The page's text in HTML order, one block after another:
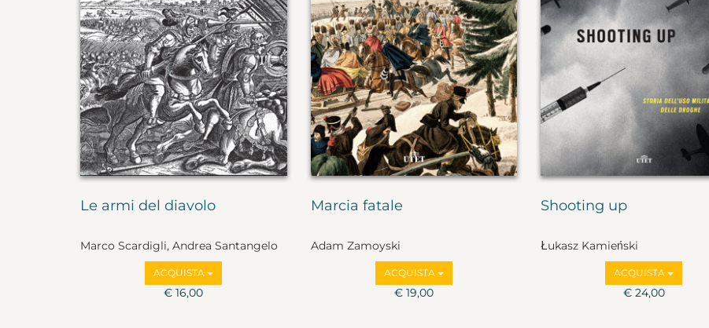
Le armi del diavolo
Marco Scardigli, Andrea Santangelo
ACQUISTA
€ 16,00
Marcia fatale
Adam Zamoyski
ACQUISTA
€ 19,00
Shooting up
Łukasz Kamieński
ACQUISTA
€ 24,00